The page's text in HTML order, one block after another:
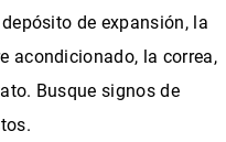
de expansión, la
acondicionado, la correa,
Busque signos de